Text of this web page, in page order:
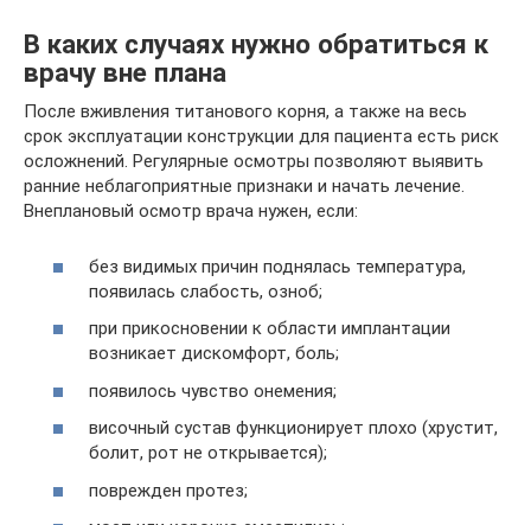
В каких случаях нужно обратиться к
врачу вне плана
После вживления титанового корня, а также на весь
срок эксплуатации конструкции для пациента есть риск
осложнений. Регулярные осмотры позволяют выявить
ранние неблагоприятные признаки и начать лечение.
Внеплановый осмотр врача нужен, если:
без видимых причин поднялась температура,
появилась слабость, озноб;
при прикосновении к области имплантации
возникает дискомфорт, боль;
появилось чувство онемения;
височный сустав функционирует плохо (хрустит,
болит, рот не открывается);
поврежден протез;